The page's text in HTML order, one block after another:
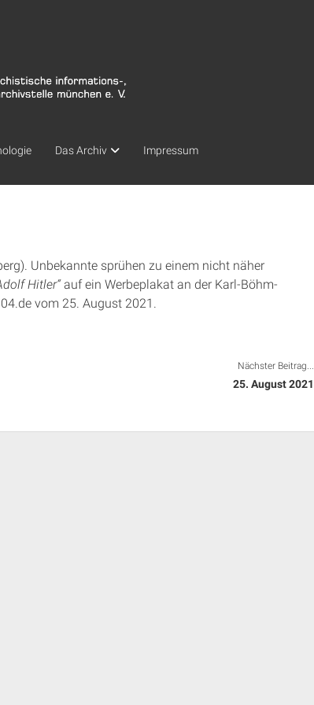
Das Archiv Impressum
Unbekannte sprühen zu einem nicht näher
Hitler“auf ein Werbeplakat an der Karl-Böhm-
vom 25. August 2021.
Nächster Beitrag...
25. August 2021